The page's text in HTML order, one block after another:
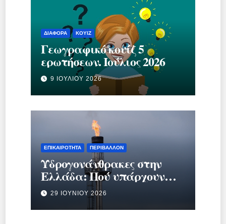
ΔΙΆΦΟΡΑ ΚΟΥΊΖ
Γεωγραφικό κουίζ 5
ερωτήσεων. Ιούλιος 2026
9 ΙΟΥΛΊΟΥ 2026
ΕΠΙΚΑΙΡΌΤΗΤΑ ΠΕΡΙΒΆΛΛΟΝ
Υδρογονάνθρακες στην
Ελλάδα: Πού υπάρχουν
κοιτάσματα και γιατί
προκαλούν τόση συζήτηση;
29 ΙΟΥΝΊΟΥ 2026